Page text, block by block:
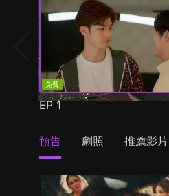
免費
EP1
預告 劇照 推薦影片